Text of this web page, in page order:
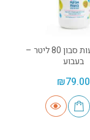
אבקת בועות סבון 80 ליטר –
בעבוע
₪79.00